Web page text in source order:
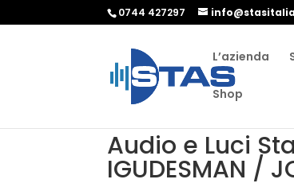
0744 427297
L’azienda
Shop
Audio e Luci
IGUDESMAN /